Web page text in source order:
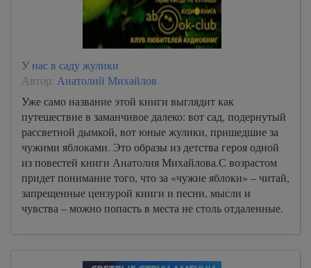
У нас в саду жулики
Автор: Анатолий Михайлов
Уже само название этой книги выглядит как
путешествие в заманчивое далеко: вот сад, подернутый
рассветной дымкой, вот юные жулики, пришедшие за
чужими яблоками. Это образы из детства героя одной
из повестей книги Анатолия Михайлова.С возрастом
придет понимание того, что за «чужие яблоки» – читай,
запрещенные цензурой книги и песни, мысли и
чувства – можно попасть в места не столь отдаленные.